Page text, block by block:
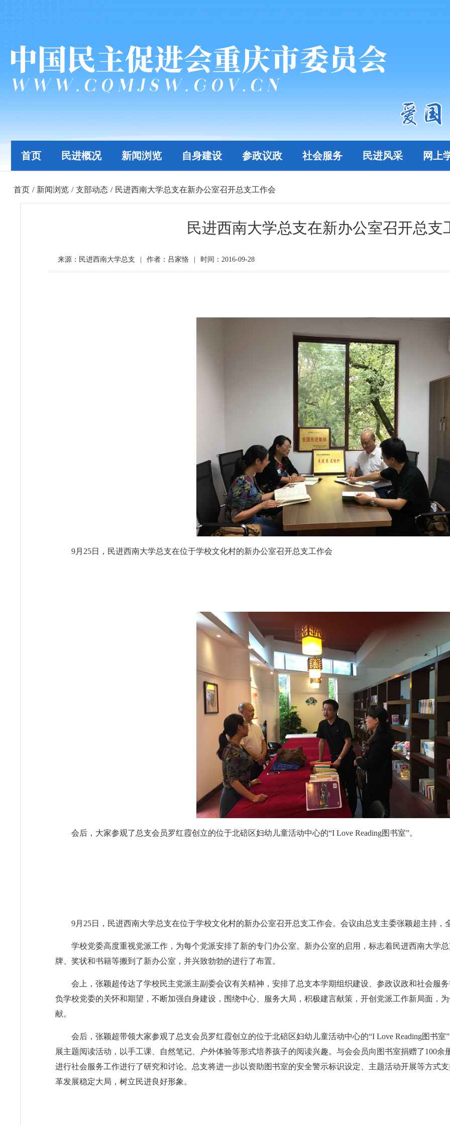
首页 民进概况 新闻浏览 自身建设 参政议政 社会服务 民进风采 网上
首页 / 新闻浏览 / 支部动态 / 民进西南大学总支在新办公室召开总支工作会
民进西南大学总支在新办公室召开总支
来源：民进西南大学总支 作者：吕家恪 时间：2016-09-28
9月25日，民进西南大学总支在位于学校文化村的新办公室召开总支工作会
会后，大家参观了总支会员罗红霞创立的位于北碚区妇幼儿童活动中心的“I Love Reading图书室”。
9月25日，民进西南大学总支在位于学校文化村的新办公室召开总支工作会。会议由总支主委张颖超主持，
学校党委高度重视党派工作，为每个党派安排了新的专门办公室。新办公室的启用，标志着民进西南大学
牌、奖状和书籍等搬到了新办公室，并兴致勃勃的进行了布置。
会上，张颖超传达了学校民主党派主副委会议有关精神，安排了总支本学期组织建设、参政议政和社会服
负学校党委的关怀和期望，不断加强自身建设，围绕中心、服务大局，积极建言献策，开创党派工作新局面，
献。
会后，张颖超带领大家参观了总支会员罗红霞创立的位于北碚区妇幼儿童活动中心的“I Love Reading图书
展主题阅读活动，以手工课、自然笔记、户外体验等形式培养孩子的阅读兴趣。与会会员向图书室捐赠了100
进行社会服务工作进行了研究和讨论。总支将进一步以资助图书室的安全警示标识设定、主题活动开展等方式
革发展稳定大局，树立民进良好形象。